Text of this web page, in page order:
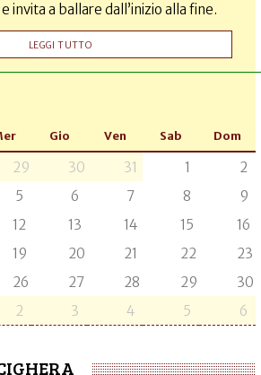
invita a ballare dall’inizio alla fine.
LEGGI TUTTO
Gio Ven Sab Dom
29 30 31 1
2
5 6 7 8
9
12 13 14 15
16
19 20 21 22
23
26 27 28 29
30
2 3 4 5 6